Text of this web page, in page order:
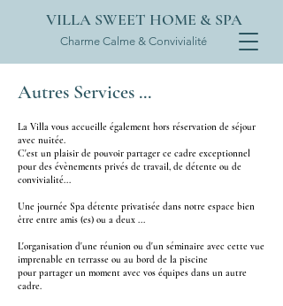
Charme Calme & Convivialité
VILLA SWEET HOME & SPA
Autres Services ...
La Villa vous accueille également hors réservation de séjour
avec nuitée.
C'est un plaisir de pouvoir partager ce cadre exceptionnel
pour des évènements privés de travail, de détente ou de
convivialité...
Une journée Spa détente privatisée dans notre espace bien
être entre amis (es) ou a deux ...
L'organisation d'une réunion ou d'un séminaire avec cette vue
imprenable en terrasse ou au bord de la piscine
pour partager un moment avec vos équipes dans un autre
cadre.